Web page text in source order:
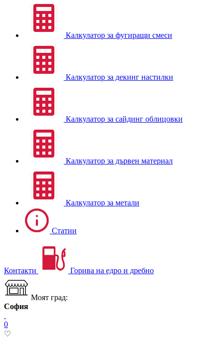
Калкулатор за фугиращи смеси
Калкулатор за декинг настилки
Калкулатор за сайдинг облицовки
Калкулатор за дървен материал
Калкулатор за метали
Статии
Контакти Горива на едро и дребно
Моят град:
София
0
♡